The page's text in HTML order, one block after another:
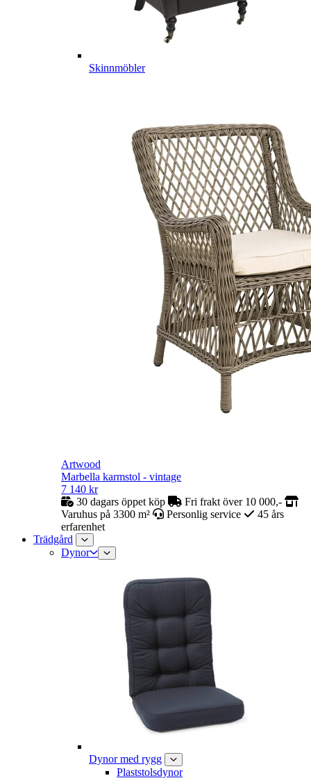
Skinnmöbler
Artwood
Marbella karmstol - vintage
7 140 kr
30 dagars öppet köp
Fri frakt över 10 000,-
Varuhus på 3300 m²
Personlig service
45 års
erfarenhet
Trädgård
Dynor
Dynor med rygg
Plaststolsdynor